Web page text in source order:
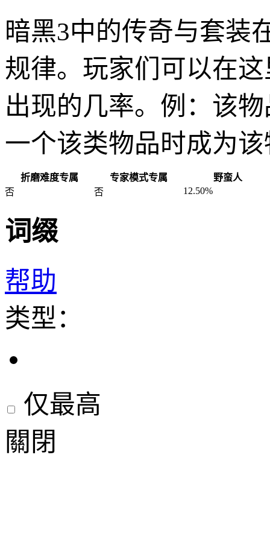
暗黑3中的传奇与套装
规律。玩家们可以在
出现的几率。例：该
一个该类物品时成为
折磨难度专属 专家模式专属
野蛮人
否
否 12.50%
词缀
帮助
类型：
仅最高
關閉